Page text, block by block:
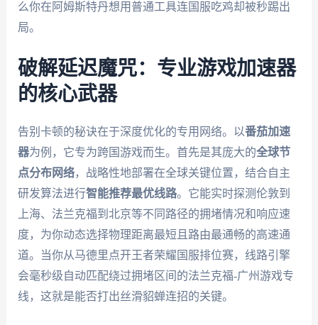
么你在阿姆斯特丹想用普通工具连国服吃鸡却被秒踢出
局。
破解延迟魔咒：专业游戏加速器
的核心武器
告别卡顿的秘诀在于深度优化的专用网络。以番茄加速
器为例，它专为跨国游戏而生。首先是其庞大的全球节
点分布网络，战略性地部署在全球关键位置，结合自主
研发算法进行智能推荐最优线路。它能实时探测伦敦到
上海、法兰克福到北京等不同路径的拥堵情况和响应速
度，为你动态选择物理距离最短且路由最通畅的高速通
道。当你从马德里点开王者荣耀国服排位赛，线路引擎
会毫秒级自动匹配绕过拥堵区间的法兰克福-广州游戏专
线，这就是能否打出丝滑貂蝉连招的关键。